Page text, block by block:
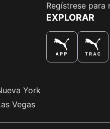
York
Vegas
Regístrese
EXPLORAR